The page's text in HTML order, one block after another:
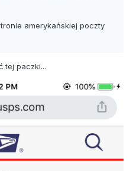
amerykańskiej poczty
tej paczki...